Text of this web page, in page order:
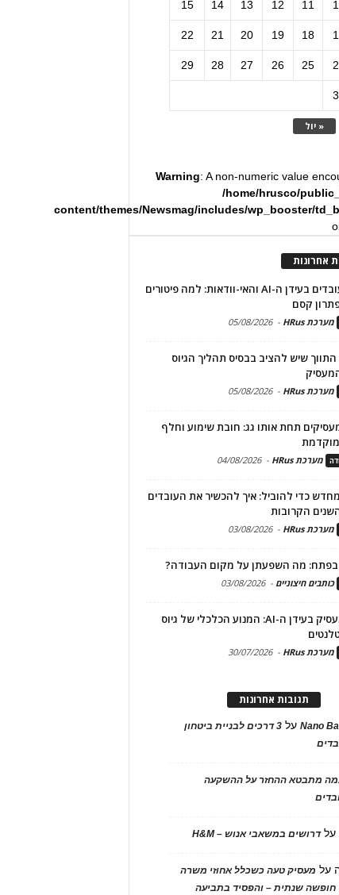
« יול
11
12
13
14
15
18
19
20
21
22
25
26
27
28
29
Warning: A non-numeric value
/home/hrusco/
content/themes/Newsmag/includes/wp_booster/
אחרונות
שימור עובדים בעידן ה-AI והאי-וודאות: למה פיטורים
קסם
מערכת HRus -
05/08/2026
התווך שיש להציב בבסיס תהליך הגיוס
מערכת HRus -
05/08/2026
תחת אותו גג: חובת שימוע וחלף
מערכת HRus -
04/08/2026
כדי להוביל: איך להכשיר את העובדים
הקרובות
מערכת HRus -
03/08/2026
בפתח: מה השפעתן על מקום העבודה?
כותבים חיצוניים -
03/08/2026
מיתוג מעסיק בעידן ה-AI: המנוע הכלכלי של גיוס
מערכת HRus -
30/07/2026
תגובות אחרונות
Nanoעל
3 דרכים לבניית ביטחון
מתבטא ההחזר על ההשקעה
עלדרושים במשאבי אנוש – H&M
על מעסיק טעה כשכלל אחוזי משרה
חופשה שנתית – והפסיד בתביעה